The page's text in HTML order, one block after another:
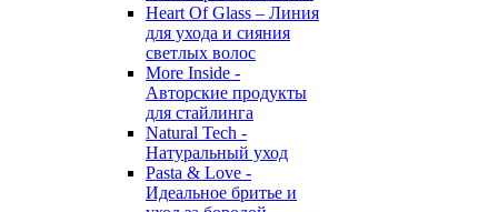
Heart Of Glass – Линия
для ухода и сияния
светлых волос
More Inside -
Авторские продукты
для стайлинга
Natural Tech -
Натуральный уход
Pasta & Love -
Идеальное бритье и